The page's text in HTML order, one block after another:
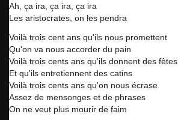
Ah, ça ira, ça ira, ça ira
Les aristocrates, on les pendra
Voilà trois cent ans qu'ils nous promettent
Qu'on va nous accorder du pain
Voilà trois cents ans qu'ils donnent des fêtes
Et qu'ils entretiennent des catins
Voilà trois cents ans qu'on nous écrase
Assez de mensonges et de phrases
On ne veut plus mourir de faim